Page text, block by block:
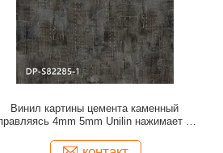
Винил картины цемента каменный
4mm 5mm Unilin нажимает на